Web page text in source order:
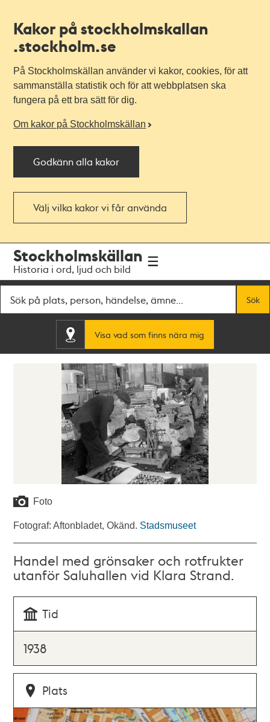
Kakor på stockholmskallan
.stockholm.se
På Stockholmskällan använder vi kakor, cookies, för att
sammanställa statistik och för att webbplatsen ska
fungera på ett bra sätt för dig.
Om kakor på Stockholmskällan
Godkänn alla kakor
Välj vilka kakor vi får använda
navigationen
huvudinnehållet
Stockholmskällan
Historia i ord, ljud och bild
Sök
Visa vad som finns nära mig
Foto
Fotograf: Aftonbladet, Okänd. Stadsmuseet
Handel med grönsaker och rotfrukter
utanför Saluhallen vid Klara Strand.
Tid
1938
Plats